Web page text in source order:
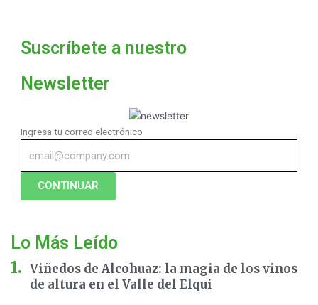
Suscríbete a nuestro
Newsletter
Ingresa tu correo electrónico
CONTINUAR
Lo Más Leído
Viñedos de Alcohuaz: la magia de los vinos
de altura en el Valle del Elqui